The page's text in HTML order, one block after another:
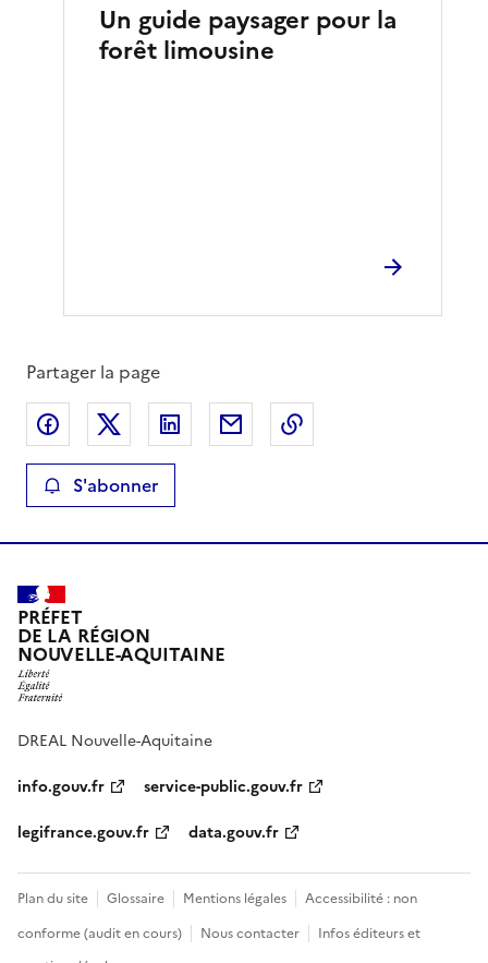
Un guide paysager pour la
forêt limousine
Partager la page
Partager sur Facebook
Partager sur XPartager sur LinkedIn
Partager par email
S'abonner
PRÉFET
DE LA RÉGION
NOUVELLE-AQUITAINE
DREAL Nouvelle-Aquitaine
info.gouv.fr
service-public.gouv.fr
legifrance.gouv.fr
data.gouv.fr
Plan du site Glossaire Mentions légales
Accessibilité : non
conforme (audit en cours)
Nous contacter
Infos éditeurs et